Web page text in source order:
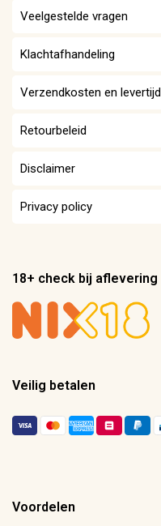
Veelgestelde vragen
Klachtafhandeling
Verzendkosten en levertijd
Retourbeleid
Disclaimer
Privacy policy
18+ check bij aflevering
Veilig betalen
Voordelen